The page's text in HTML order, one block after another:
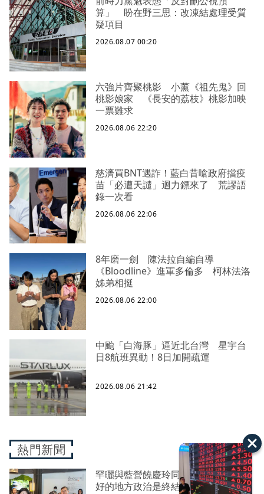
算」 盼在野三思：改凍結處理受質
疑項目
2026.08.07 00:20
六強片齊聚桃影 小薰《祖先鬼》回
桃影娘家 《長安的荔枝》桃影加映
一票難求
2026.08.06 22:20
慈濟買BNT遇詐！藍白昔嗆政府擋疫
苗「必遭天譴」迴力鏢來了 荒謬語
錄一次看
2026.08.06 22:06
8年磨一劍 陳法拉自編自導
《Bloodline》進軍多倫多 柯林法洛
姊弟相挺
2026.08.06 22:00
中颱「白海豚」逼近北台灣 星宇台
日8航班異動！8日加開疏運
2026.08.06 21:42
熱門新聞
罕曬與藍營饒慶玲同框照 蔡英文：
好的地方政治是終結對立、彼此接力